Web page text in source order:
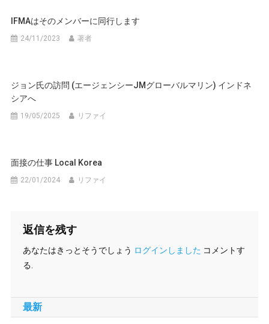
ビ
ゲ
シ
ョ
IFMAはそのメンバーに同行します
24/11/2023 著者
ジョン氏の訪問 (エージェンシーJMグローバルマリン) インドネ
シアへ
19/05/2025 リファイ
面接の仕事 Local Korea
22/01/2024 リファイ
返信を残す
あなたはきっとそうでしょう ログインしました コメントす
る.
最新